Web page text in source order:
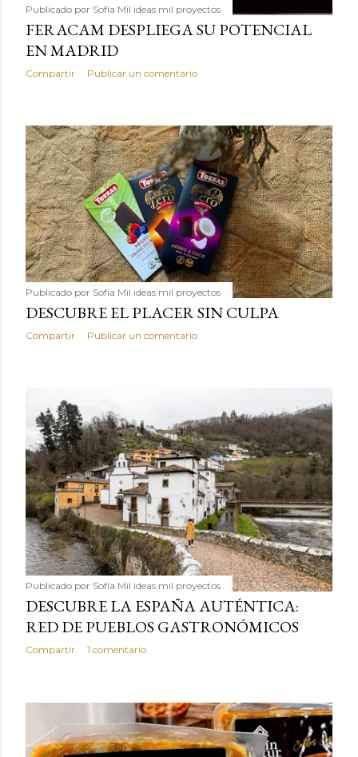
Publicado por Sofía Mil ideas mil proyectos
FERACAM DESPLIEGA SU POTENCIAL
EN MADRID
Compartir Publicar un comentario
Publicado por Sofía Mil ideas mil proyectos
DESCUBRE EL PLACER SIN CULPA
Compartir Publicar un comentario
Publicado por Sofía Mil ideas mil proyectos
DESCUBRE LA ESPAÑA AUTÉNTICA:
RED DE PUEBLOS GASTRONÓMICOS
Compartir 1 comentario